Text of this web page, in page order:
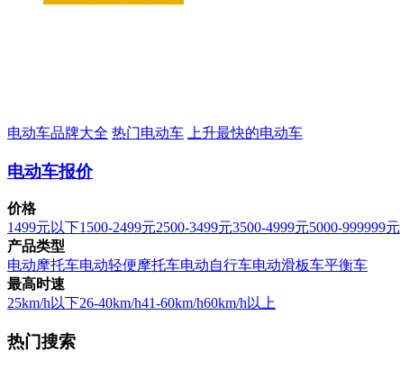
电动车品牌大全 热门电动车 上升最快的电动车
电动车报价
价格
1499元以下1500-2499元2500-3499元3500-4999元5000-999999元
产品类型
电动摩托车电动轻便摩托车电动自行车电动滑板车平衡车
最高时速
25km/h以下26-40km/h41-60km/h60km/h以上
热门搜索